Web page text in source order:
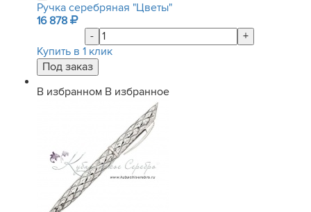
Ручка серебряная "Цветы"
16 878
-
+
Купить в 1 клик
В избранном В избранное